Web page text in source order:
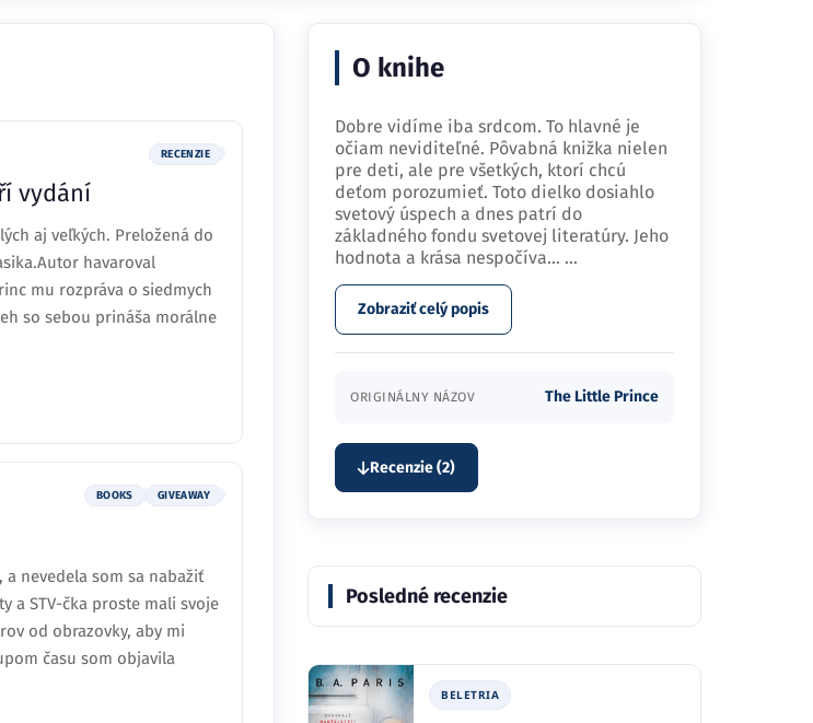
RECENZIE
vydání
aj veľkých. Preložená do
havaroval
mu rozpráva o siedmych
so sebou prináša morálne
BOOKS GIVEAWAY
nevedela som sa nabažiť
a STV-čka proste mali svoje
od obrazovky, aby mi
času som objavila
O knihe
Dobre vidíme iba srdcom. To hlavné je
očiam neviditeľné. Pôvabná knižka nielen
pre deti, ale pre všetkých, ktorí chcú
deťom porozumieť. Toto dielko dosiahlo
svetový úspech a dnes patrí do
základného fondu svetovej literatúry. Jeho
hodnota a krása nespočíva… ...
Zobraziť celý popis
ORIGINÁLNY NÁZOV The Little Prince
Recenzie (2)
Posledné recenzie
BELETRIA